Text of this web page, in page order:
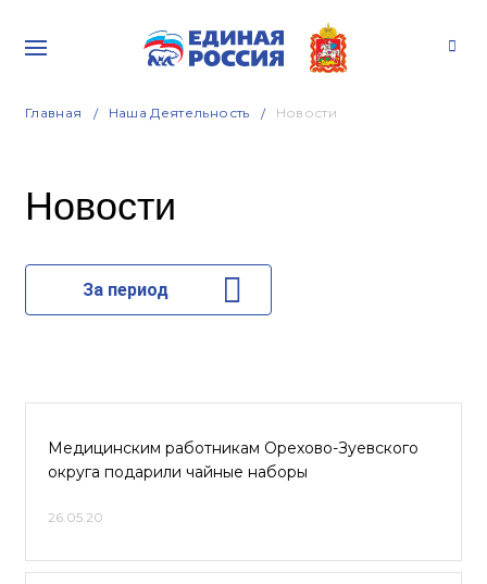
Главная Наша Деятельность Новости
Новости
За период
Медицинским работникам Орехово-Зуевского
округа подарили чайные наборы
26.05.20